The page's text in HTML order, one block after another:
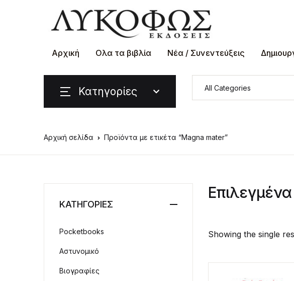
Αρχική Ολα τα βιβλία Νέα / Συνεντεύξεις
Κατηγορίες
Αρχική σελίδα Προϊόντα με ετικέτα “Magna mater”
Showing the single
ΚΑΤΗΓΟΡΙΕΣ
Pocketbooks
Αστυνομικό
Βιογραφίες